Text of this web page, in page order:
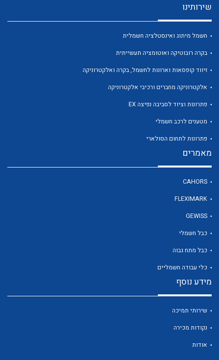
לכל מוצרי היצרן
שירותינו
חשמל מיתוג ואינסטלציה חשמלית
בקרה רובוטיקה ואוטומציה תעשייתית
זיווד קופסאות וארונות לחשמל, בקרה ואלקטרוניקה
אלקטרוניקה מחברים ורכיבי אלקטרוניקה
פתרונות וציוד לסביבה נפיצה EX
מטענים לרכב חשמלי
פתרונות לתחום הסולארי
מאמרים
CAHORS
FLEXIMARK
GEWISS
כבל חשמלי
כבל מתח גבוה
כלי עבודה חשמליים
מידע נוסף
שירותי תמיכה
נקודות מכירה
אודות